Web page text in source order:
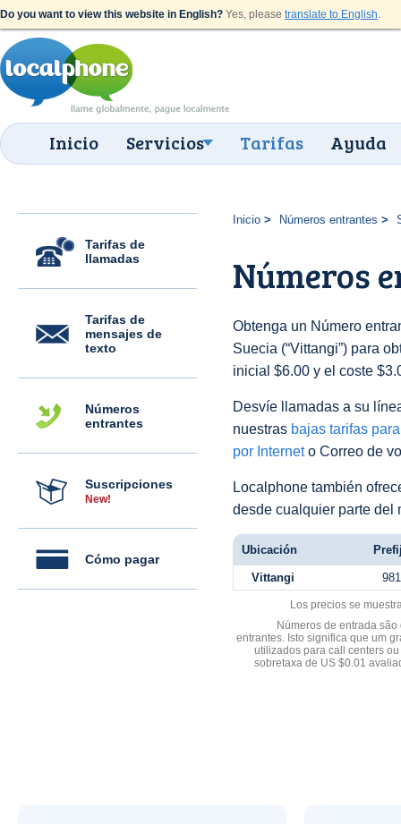
Do you want to view this website in English? Yes, please translate to English.
Inicio Servicios Tarifas Ayuda
Tarifas de
llamadas
Tarifas de
mensajes de
texto
Números
entrantes
Suscripciones
New!
Cómo pagar
Inicio Números entrantes
Números
Obtenga un Número
Suecia (“Vittangi”) para
inicial $6.00 y el coste
Desvíe llamadas a su
nuestras bajas tarifas
por Interneto Correo de
Localphone también
desde cualquier parte del
Ubicación
Vittangi 981
Los precios se
Números de entrada
entrantes. Isto significa que um
utilizados para call centers
sobretaxa de US $0.01